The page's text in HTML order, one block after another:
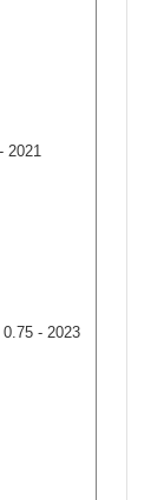
2021
- 2023